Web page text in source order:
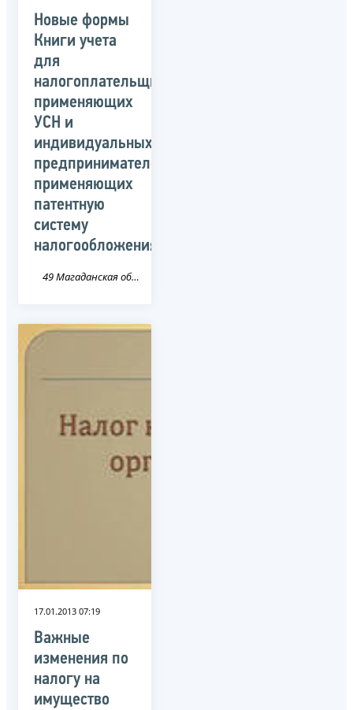
Новые формы
Книги учета
для
налогоплательщиков,
применяющих
УСН и
индивидуальных
предпринимателей,
применяющих
патентную
систему
налогообложения
49 Магаданская область
17.01.2013 07:19
Важные
изменения по
налогу на
имущество